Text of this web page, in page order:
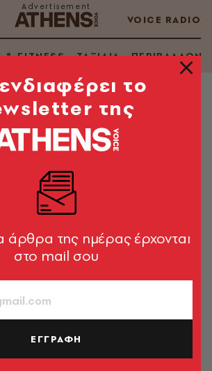
VOICE RADIO
& FITNESS ΤΑΞΙΔΙΑ ΠΕΡΙΒΑΛΛΟΝ
μικροπωλητές της
στάση στον δρόμο. Στήνουν την
πάγκους τους και περιμένουν για να
Καμπόσου
το
της
άρθρα της ημέρας έρχονται
στο mail σου
ΕΓΓΡΑΦΗ